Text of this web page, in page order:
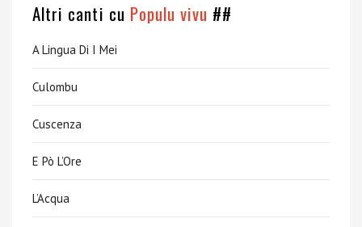
Altri canti cu Populu vivu ##
A Lingua Di I Mei
Culombu
Cuscenza
E Pò L’Ore
L’Acqua